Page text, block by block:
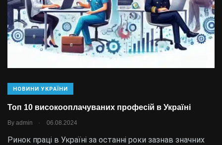
НОВИНИ УКРАЇНИ
Топ 10 високооплачуваних професій в Україні
By admin . 06.08.2024
Ринок праці в Україні за останні роки зазнав значних